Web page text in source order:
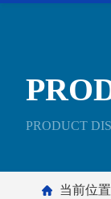
PRODUCT
当前位置